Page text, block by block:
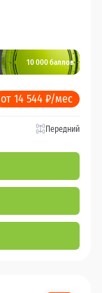
10 000 баллов
от 14 544 ₽/мес
Передний